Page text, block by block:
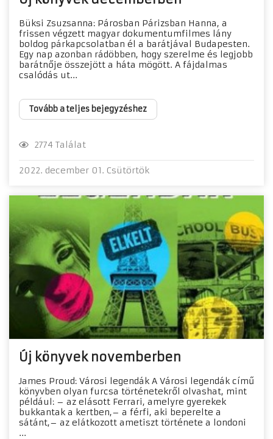
Büksi Zsuzsanna: Párosban Párizsban Hanna, a
frissen végzett magyar dokumentumfilmes lány
boldog párkapcsolatban él a barátjával Budapesten.
Egy nap azonban rádöbben, hogy szerelme és legjobb
barátnője összejött a háta mögött. A fájdalmas
csalódás ut...
Tovább a teljes bejegyzéshez
2774 Találat
2022. december 01. Csütörtök
Új könyvek novemberben
James Proud: Városi legendák A Városi legendák című
könyvben olyan furcsa történetekről olvashat, mint
például: – az elásott Ferrari, amelyre gyerekek
bukkantak a kertben,– a férfi, aki beperelte a
sátánt,– az elátkozott ametiszt története a londoni
...